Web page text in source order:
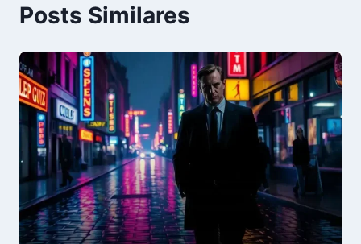
Posts Similares